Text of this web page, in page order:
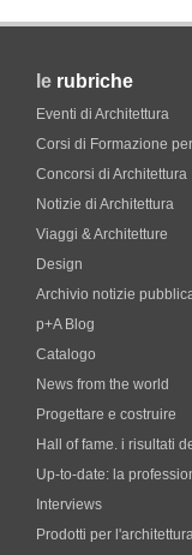
le rubriche
Eventi di Architettura
Corsi di Formazione
Concorsi di Architettura
Notizie di Architettura
Viaggi & Architetture
Design
Archivio notizie
p+A Blog
Catalogo
News from the world
Progettare e costruire
Hall of fame. i risultati
Up-to-date: la
Interviews
Prodotti per